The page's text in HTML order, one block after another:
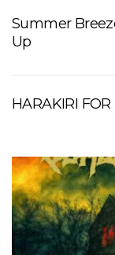
Summer
Up
HARAKIRI